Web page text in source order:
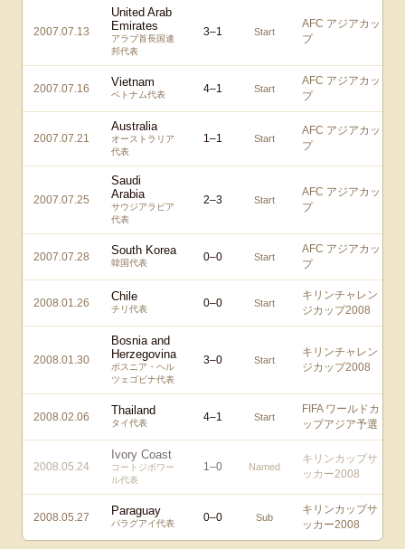
2007.07.13
United Arab
Emirates
アラブ首長国連
邦代表
3–1 Start
AFC アジアカッ
プ
2007.07.16 Vietnam
ベトナム代表 4–1 Start
AFC アジアカッ
プ
2007.07.21
Australia
オーストラリア
代表
1–1 Start
AFC アジアカッ
プ
2007.07.25
Saudi
Arabia
サウジアラビア
代表
2–3 Start
AFC アジアカッ
プ
2007.07.28 South Korea
韓国代表 0–0 Start
AFC アジアカッ
プ
2008.01.26 Chile
チリ代表 0–0 Start
キリンチャレン
ジカップ2008
2008.01.30
Bosnia and
Herzegovina
ボスニア・ヘル
ツェゴビナ代表
3–0 Start
キリンチャレン
ジカップ2008
2008.02.06 Thailand
タイ代表 4–1 Start
FIFA ワールドカ
ップアジア予選
2008.05.24
Ivory Coast
コートジボワー
ル代表
1–0 Named
キリンカップサ
ッカー2008
2008.05.27 Paraguay
パラグアイ代表 0–0 Sub
キリンカップサ
ッカー2008